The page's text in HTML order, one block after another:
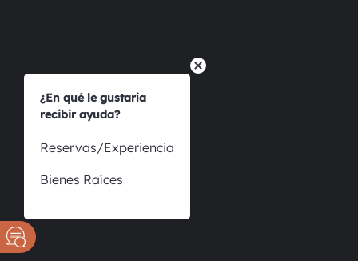
¿En qué le gustaría
recibir ayuda?
Reservas/Experiencia
Bienes Raíces